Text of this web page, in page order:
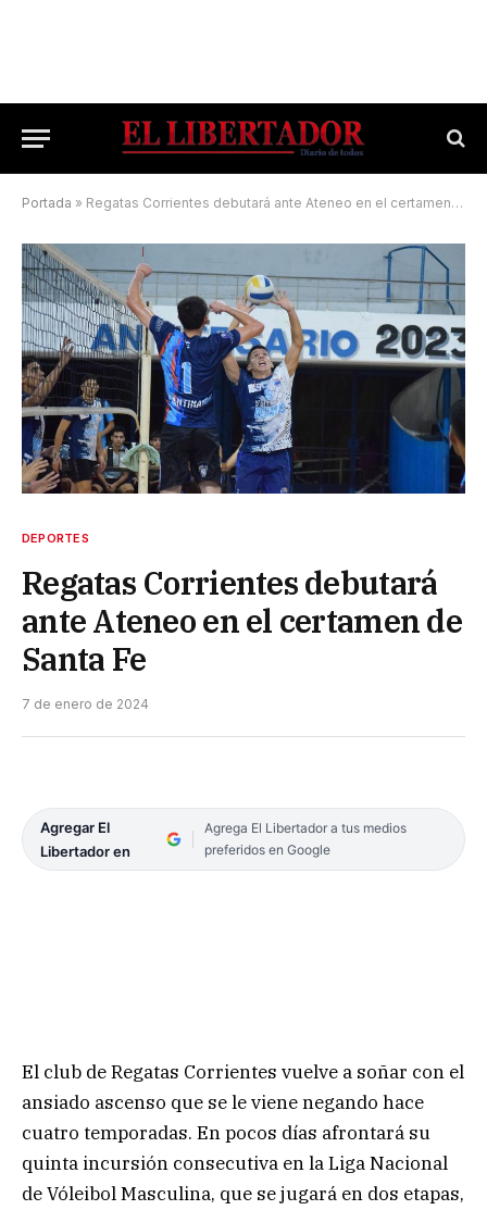
Portada » Regatas Corrientes debutará ante Ateneo en el certamen de Santa Fe
DEPORTES
Regatas Corrientes debutará
ante Ateneo en el certamen de
Santa Fe
7 de enero de 2024
Agregar El
Libertador en
Agrega El Libertador a tus medios
preferidos en Google
El club de Regatas Corrientes vuelve a soñar con el
ansiado ascenso que se le viene negando hace
cuatro temporadas. En pocos días afrontará su
quinta incursión consecutiva en la Liga Nacional
de Vóleibol Masculina, que se jugará en dos etapas,